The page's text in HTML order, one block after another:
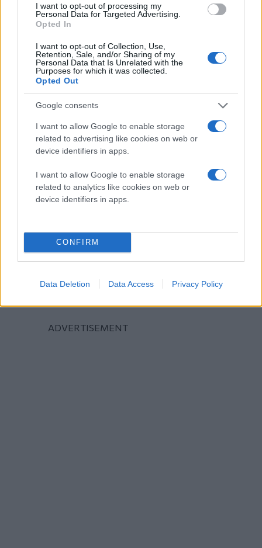
I want to opt-out of processing my
Personal Data for Targeted Advertising.
Opted In
I want to opt-out of Collection, Use,
Retention, Sale, and/or Sharing of my
Personal Data that Is Unrelated with the
Purposes for which it was collected.
Opted Out
Google consents
I want to allow Google to enable storage
related to advertising like cookies on web or
device identifiers in apps.
I want to allow Google to enable storage
related to analytics like cookies on web or
device identifiers in apps.
CONFIRM
Data Deletion Data Access Privacy Policy
Κάνε κλικ και δες περισσότερο
Πρόσθεσέ το στηνGoogle